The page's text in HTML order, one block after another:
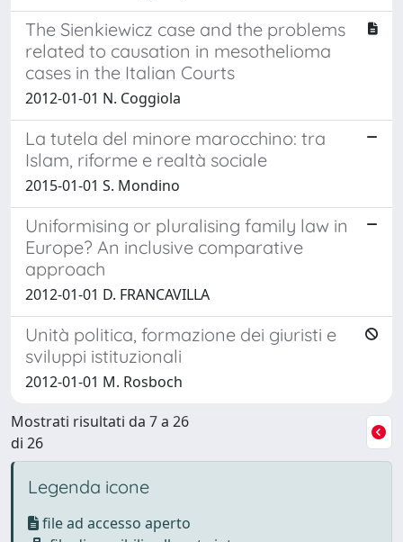
The Sienkiewicz case and the problems
related to causation in mesothelioma
cases in the Italian Courts
2012-01-01 N. Coggiola
La tutela del minore marocchino: tra
Islam, riforme e realtà sociale
2015-01-01 S. Mondino
Uniformising or pluralising family law in
Europe? An inclusive comparative
approach
2012-01-01 D. FRANCAVILLA
Unità politica, formazione dei giuristi e
sviluppi istituzionali
2012-01-01 M. Rosboch
Mostrati risultati da 7 a 26
di 26
Legenda icone
file ad accesso aperto